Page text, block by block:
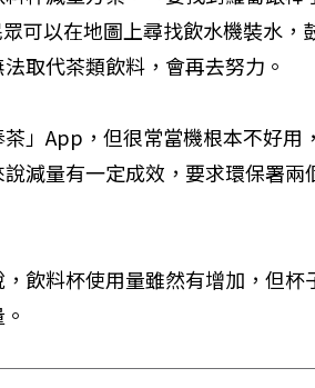
可以在地圖上尋找飲水機裝水，
取代茶類飲料，會再去努力。
」App，但很常當機根本不好用
減量有一定成效，要求環保署
飲料杯使用量雖然有增加，但